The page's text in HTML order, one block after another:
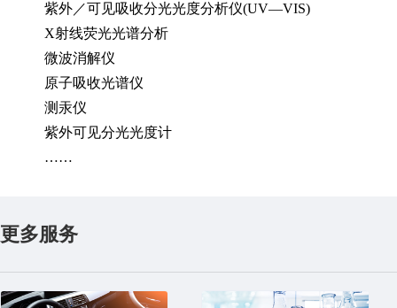
紫外／可见吸收分光光度分析仪(UV—VIS)
X射线荧光光谱分析
微波消解仪
原子吸收光谱仪
测汞仪
紫外可见分光光度计
……
更多服务